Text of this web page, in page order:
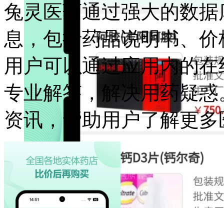
兔灵医药通过强大的数
息，包括药品说明书、
用户可以通过应用内的
专业解答，解决用药疑
资讯，帮助用户了解更